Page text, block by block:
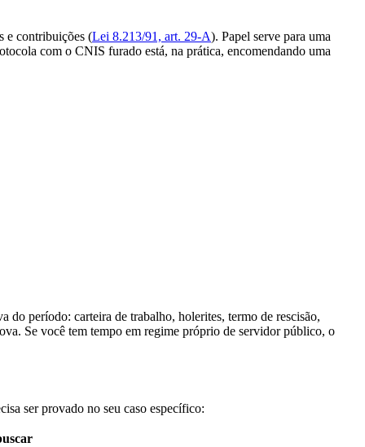
e contribuições (Lei 8.213/91, art. 29-A). Papel serve para uma
com o CNIS furado está, na prática, encomendando uma
período: carteira de trabalho, holerites, termo de rescisão,
Se você tem tempo em regime próprio de servidor público, o
ser provado no seu caso específico: